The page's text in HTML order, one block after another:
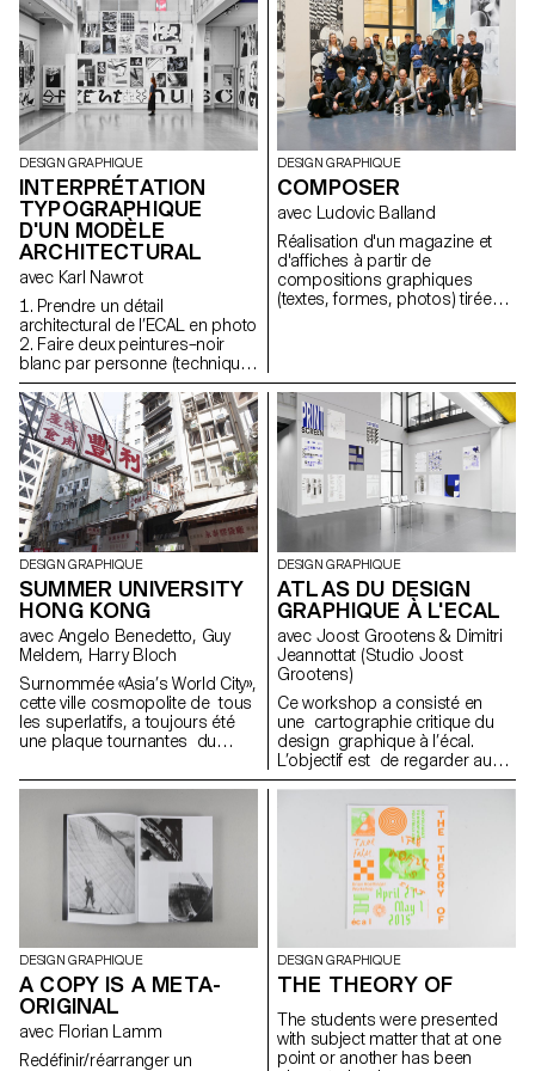
society? What is the role of print
in the digital age? Quel est
l'impact de la critique dans ta
pratique? Une formation
supplémentaire est-elle une
option?
DESIGN GRAPHIQUE
INTERPRÉTATION
TYPOGRAPHIQUE
D'UN MODÈLE
ARCHITECTURAL
avec Karl Nawrot
1. Prendre un détail
architectural de l’ECAL en photo
2. Faire deux peintures–noir
blanc par personne (technique
libre) 3. Faire une peinture de la
synthèse de deux projets 4.
Faire une sculpture à partir de
cette peinture en cartons gris 5.
Prendre en photo cette
sculpture 6. Peindre deux lettres
à partir de la photo de la
sculpture
DESIGN GRAPHIQUE
COMPOSER
avec Ludovic Balland
Réalisation d'un magazine et
d'affiches à partir de
compositions graphiques
(textes, formes, photos) tirées
DESIGN GRAPHIQUE
SUMMER UNIVERSITY
HONG KONG
avec Angelo Benedetto, Guy
Meldem, Harry Bloch
Surnommée «Asia’s World City»,
cette ville cosmopolite de tous
les superlatifs, a toujours été
une plaque tournantes du
Échange des biens, brassage
cultures: profondément
asiatiques, cette ex-colonie
britannique, revenue dans le
giron de la Chine, fait se
télescoper Orient et Occident,
modernisme high tech et
traditions ancestrales. Malgré la
rétrocession, le «Port aux
Parfums» (Hong Kong en
chinois) veut rester un symbole
de réussite en Asie et continue
de cultiver une prospérité et
Chine, la plupart des objets
DESIGN GRAPHIQUE
ATLAS DU DESIGN
GRAPHIQUE À L'ECAL
avec Joost Grootens & Dimitri
Jeannottat (Studio Joost
Grootens)
Ce workshop a consisté en
une cartographie critique du
design graphique à l’écal.
L’objectif est de regarder au-
delà de ce qui y est fait, et de
le quand, le où, ainsi que les
moyens de conception
graphique de 2010 à
aujourd’hui.
DESIGN GRAPHIQUE
A COPY IS A META-
ORIGINAL
avec Florian Lamm
Redéfinir/réarranger un
DESIGN GRAPHIQUE
THE THEORY OF
The students were presented
with subject matter that at one
point or another has been